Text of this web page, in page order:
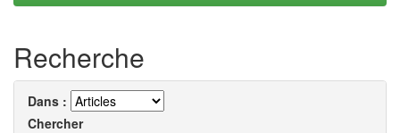
Recherche
Dans :
Chercher